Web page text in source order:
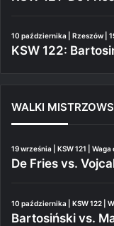
10 października | Rzeszów |
KSW 122:
WALKI
19 września | KSW 121 |
De Fries vs.
10 października | KSW 122 |
Bartosiński vs.